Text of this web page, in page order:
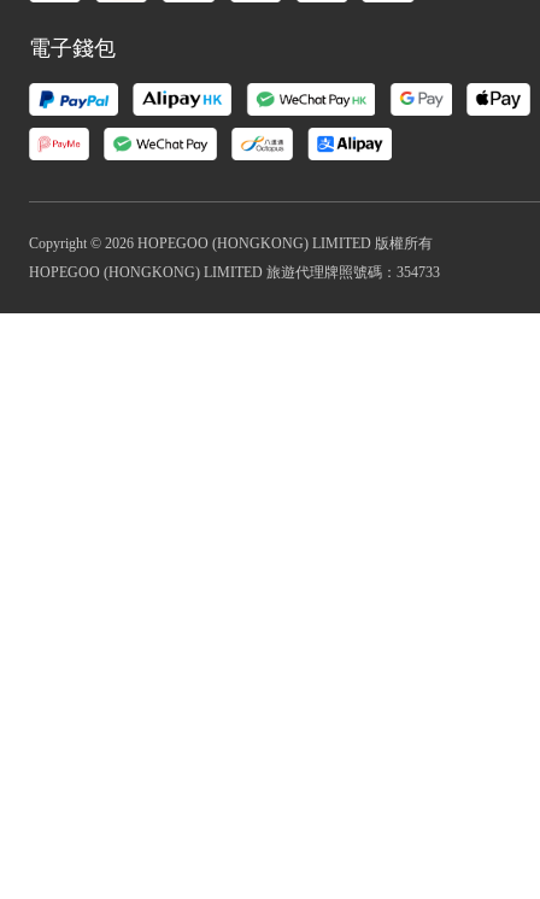
電子錢包
Copyright © 2026 HOPEGOO (HONGKONG) LIMITED 版權所有
HOPEGOO (HONGKONG) LIMITED 旅遊代理牌照號碼：354733